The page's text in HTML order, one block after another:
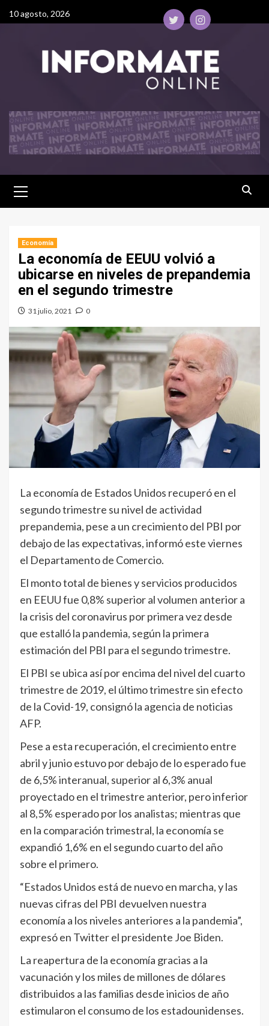
10 agosto, 2026
Economía
La economía de EEUU volvió a
ubicarse en niveles de prepandemia
en el segundo trimestre
31 julio, 2021 0
La economía de Estados Unidos recuperó en el
segundo trimestre su nivel de actividad
prepandemia, pese a un crecimiento del PBI por
debajo de las expectativas, informó este viernes
el Departamento de Comercio.
El monto total de bienes y servicios producidos
en EEUU fue 0,8% superior al volumen anterior a
la crisis del coronavirus por primera vez desde
que estalló la pandemia, según la primera
estimación del PBI para el segundo trimestre.
El PBI se ubica así por encima del nivel del cuarto
trimestre de 2019, el último trimestre sin efecto
de la Covid-19, consignó la agencia de noticias
AFP.
Pese a esta recuperación, el crecimiento entre
abril y junio estuvo por debajo de lo esperado fue
de 6,5% interanual, superior al 6,3% anual
proyectado en el trimestre anterior, pero inferior
al 8,5% esperado por los analistas; mientras que
en la comparación trimestral, la economía se
expandió 1,6% en el segundo cuarto del año
sobre el primero.
“Estados Unidos está de nuevo en marcha, y las
nuevas cifras del PBI devuelven nuestra
economía a los niveles anteriores a la pandemia”,
expresó en Twitter el presidente Joe Biden.
La reapertura de la economía gracias a la
vacunación y los miles de millones de dólares
distribuidos a las familias desde inicios de año
estimularon el consumo de los estadounidenses.